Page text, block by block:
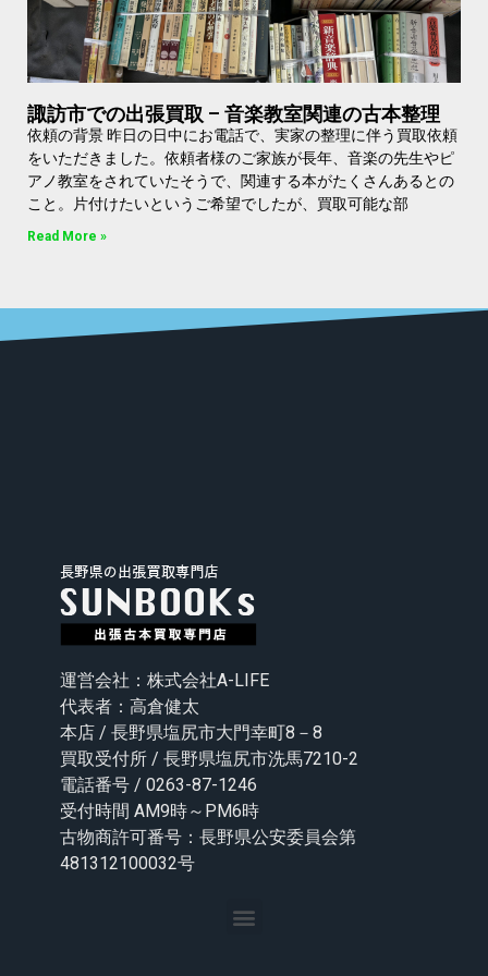
諏訪市での出張買取 – 音楽教室関連の古本整理
依頼の背景 昨日の日中にお電話で、実家の整理に伴う買取依頼
をいただきました。依頼者様のご家族が長年、音楽の先生やピ
アノ教室をされていたそうで、関連する本がたくさんあるとの
こと。片付けたいというご希望でしたが、買取可能な部
Read More »
運営会社：株式会社A-LIFE
代表者：高倉健太
本店 / 長野県塩尻市大門幸町8－8
買取受付所 / 長野県塩尻市洗馬7210-2
電話番号 / 0263-87-1246
受付時間 AM9時～PM6時
古物商許可番号：長野県公安委員会第
481312100032号